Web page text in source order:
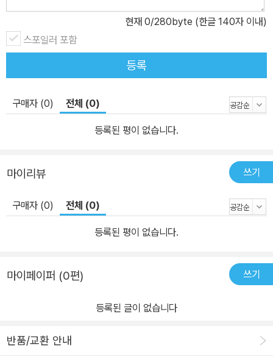
현재 0/280byte (한글 140자 이내)
스포일러 포함
등록
구매자 (0) 전체 (0)
등록된 평이 없습니다.
마이리뷰 쓰기
구매자 (0) 전체 (0)
등록된 평이 없습니다.
마이페이퍼 (0편) 쓰기
등록된 글이 없습니다
반품/교환 안내